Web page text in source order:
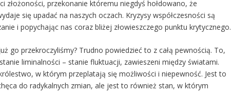
przekonanie któremu niegdyś hołdowano, że
się upadać na naszych oczach. Kryzysy współczesności są
i popychając nas coraz bliżej złowieszczego punktu krytycznego.
go przekroczyliśmy? Trudno powiedzieć to z całą pewnością. To,
liminalności – stanie fluktuacji, zawieszeni między światami.
w którym przeplatają się możliwości i niepewność. Jest to
do radykalnych zmian, ale jest to również stan, w którym